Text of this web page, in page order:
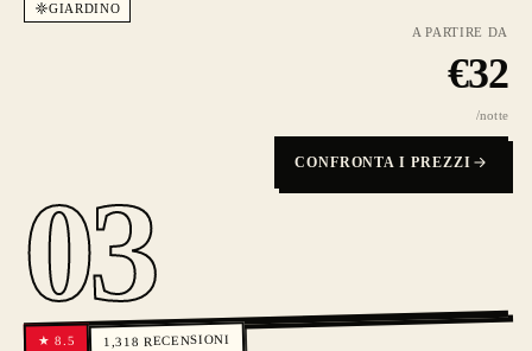
GIARDINO
A PARTIRE DA
€32
/notte
CONFRONTA I PREZZI
03
★8.5 1,318 RECENSIONI